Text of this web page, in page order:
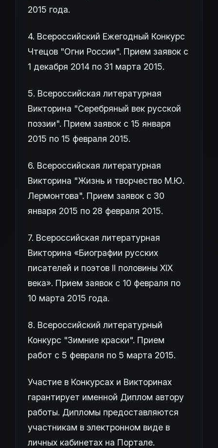
2015 года.
4. Всероссийский Ежегодный Конкурс
Чтецов "Огни России". Прием заявок с
1 декабря 2014 по 31 марта 2015.
5. Всероссийская литературная
Викторина "Серебряный век русской
поэзии". Прием заявок с 15 января
2015 по 15 февраля 2015.
6. Всероссийская литературная
Викторина "Жизнь и творчество М.Ю.
Лермонтова". Прием заявок с 30
января 2015 по 28 февраля 2015.
7. Всероссийская литературная
Викторина «Биографии русских
писателей и поэтов II половины XIX
века». Прием заявок с 10 февраля по
10 марта 2015 года.
8. Всероссийский литературный
Конкурс "Зимние краски". Прием
работ с 5 февраля по 5 марта 2015.
Участие в Конкурсах и Викторинах
гарантирует именной Диплом автору
работы. Дипломы предоставляются
участникам в электронном виде в
личных кабинетах на Портале.